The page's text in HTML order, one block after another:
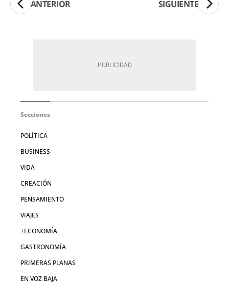
ANTERIOR SIGUIENTE
Secciones
POLÍTICA
BUSINESS
VIDA
CREACIÓN
PENSAMIENTO
VIAJES
+ECONOMÍA
GASTRONOMÍA
PRIMERAS PLANAS
EN VOZ BAJA